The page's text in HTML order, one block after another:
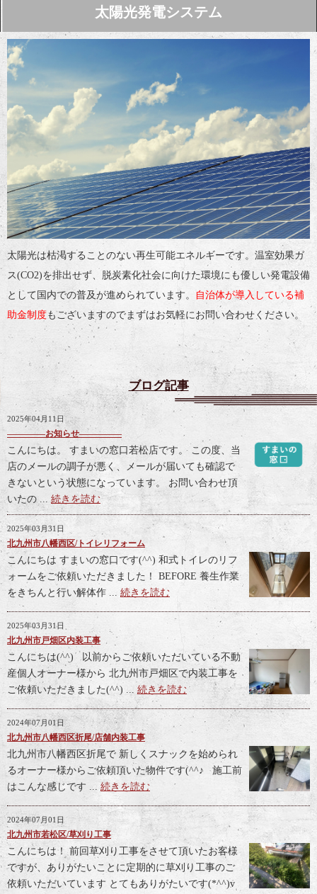
太陽光発電システム
太陽光は枯渇することのない再生可能エネルギーです。温室効果ガ
ス(CO2)を排出せず、脱炭素化社会に向けた環境にも優しい発電設備
として国内での普及が進められています。
自治体が導入している補
助金制度もございますのでまずはお気軽にお問い合わせください。
ブログ記事
2025年04月11日
————–お知らせ—————
こんにちは。 すまいの窓口若松店です。 この度、当
店のメールの調子が悪く、メールが届いても確認で
きないという状態になっています。 お問い合わせ頂
いたの ... 続きを読む
2025年03月31日
北九州市八幡西区/トイレリフォーム
こんにちは すまいの窓口です(^^) 和式トイレのリフ
ォームをご依頼いただきました！ BEFORE 養生作業
をきちんと行い解体作 ... 続きを読む
2025年03月31日
北九州市戸畑区内装工事
こんにちは(^^) 以前からご依頼いただいている不動
産個人オーナー様から 北九州市戸畑区で内装工事を
ご依頼いただきました(^^) ... 続きを読む
2024年07月01日
北九州市八幡西区折尾/店舗内装工事
北九州市八幡西区折尾で 新しくスナックを始められ
るオーナー様からご依頼頂いた物件です(^^♪ 施工前
はこんな感じです ... 続きを読む
2024年07月01日
北九州市若松区/草刈り工事
こんにちは！ 前回草刈り工事をさせて頂いたお客様
ですが、ありがたいことに定期的に草刈り工事のご
依頼いただいています とてもありがたいです(*^^)v